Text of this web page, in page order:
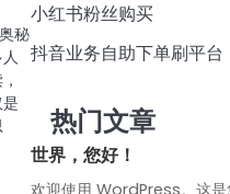
秘
小红书粉丝购买
抖音业务自助下单刷平台
热门文章
世界，您好！
欢迎使用 WordPress。这是